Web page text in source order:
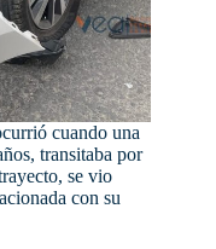
cuando una
transitaba por
se vio
con su